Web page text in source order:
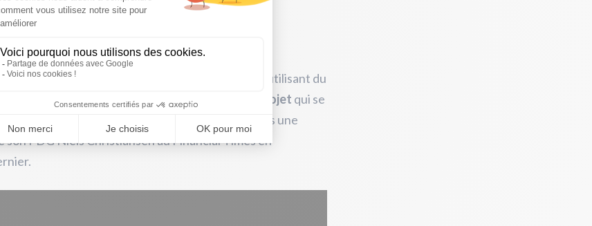
plastiques à forte
carbone
a tenté de passer à l’écoconception en 2021 en utilisant du
d’éthylène recyclé a finalementrenoncé au projet qui se
d’après une
son PDG Niels Christiansen au Financial Times en